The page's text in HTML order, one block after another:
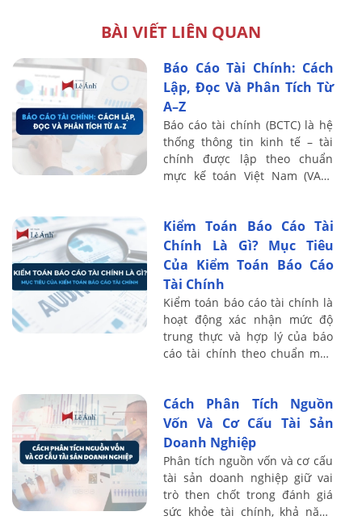
BÀI VIẾT LIÊN QUAN
Báo Cáo Tài Chính: Cách
Lập, Đọc Và Phân Tích Từ
A–Z
Báo cáo tài chính (BCTC) là hệ
thống thông tin kinh tế – tài
chính được lập theo chuẩn
mực kế toán Việt Nam (VAS),
và dòng ...
Kiểm Toán Báo Cáo Tài
Chính Là Gì? Mục Tiêu
Của Kiểm Toán Báo Cáo
Tài Chính
Kiểm toán báo cáo tài chính là
hoạt động xác nhận mức độ
trung thực và hợp lý của báo
cáo tài chính theo chuẩn mực
...
Cách Phân Tích Nguồn
Vốn Và Cơ Cấu Tài Sản
Doanh Nghiệp
Phân tích nguồn vốn và cơ cấu
tài sản doanh nghiệp giữ vai
trò then chốt trong đánh giá
sức khỏe tài chính, khả năng